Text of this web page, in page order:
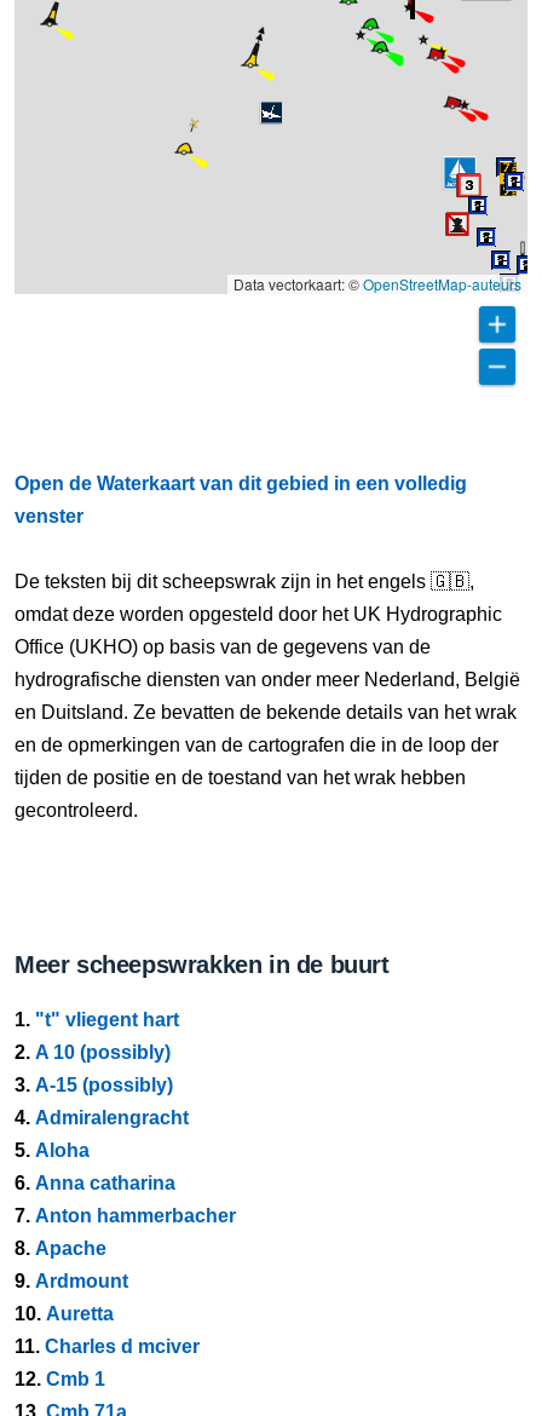
Data vectorkaart: ©OpenStreetMap-auteurs
Open de Waterkaart van dit gebied in een volledig
venster
De teksten bij dit scheepswrak zijn in het engels 🇬🇧,
omdat deze worden opgesteld door het UK Hydrographic
Office (UKHO) op basis van de gegevens van de
hydrografische diensten van onder meer Nederland, België
en Duitsland. Ze bevatten de bekende details van het wrak
en de opmerkingen van de cartografen die in de loop der
tijden de positie en de toestand van het wrak hebben
gecontroleerd.
Meer scheepswrakken in de buurt
1. "t" vliegent hart
2. A 10 (possibly)
3. A-15 (possibly)
4. Admiralengracht
5. Aloha
6. Anna catharina
7. Anton hammerbacher
8. Apache
9. Ardmount
10. Auretta
11. Charles d mciver
12. Cmb 1
13. Cmb 71a